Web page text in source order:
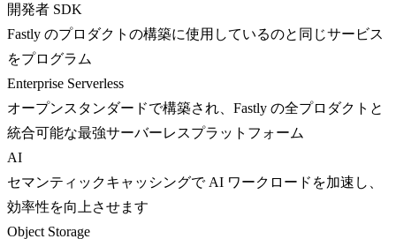
開発者 SDK
Fastly のプロダクトの構築に使用しているのと同じサービス
をプログラム
Enterprise Serverless
オープンスタンダードで構築され、Fastly の全プロダクトと
統合可能な最強サーバーレスプラットフォーム
AI
セマンティックキャッシングで AI ワークロードを加速し、
効率性を向上させます
Object Storage